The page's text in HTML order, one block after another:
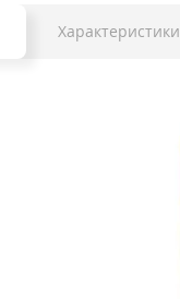
Характеристики